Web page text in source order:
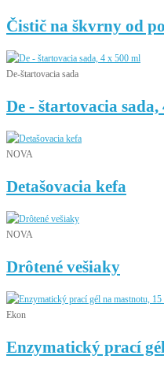
Čistič na škvrny od
De-štartovacia sada
De - štartovacia sada,
NOVA
Detašovacia kefa
NOVA
Drôtené vešiaky
Ekon
Enzymatický prací